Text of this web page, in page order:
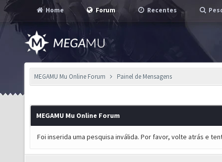
Home Forum Recentes
MEGAMU Mu Online Forum Painel de Mensagens
MEGAMU Mu Online Forum
Foi inserida uma pesquisa inválida. Por favor, volte atrás e